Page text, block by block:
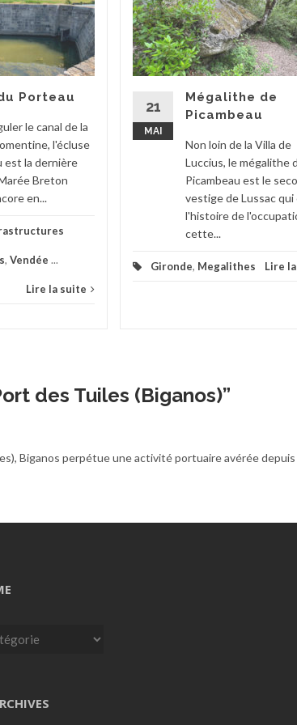
Porteau
le canal de la
l'écluse
est la dernière
Breton
en...
, Vendée ...
Lire la suite
21
MAI
Mégalithe de
Picambeau
Non loin de la Villa de
Luccius, le mégalithe
Picambeau est le
vestige de Lussac
l'histoire de
cette...
Gironde, Megalithes Lire
des Tuiles (Biganos)”
Biganos perpétue une activité portuaire avérée depuis